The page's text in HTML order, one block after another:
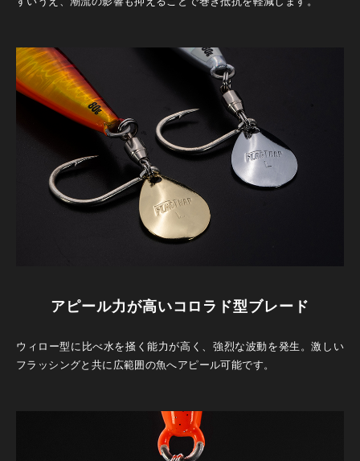
アピール力が高いコロラド型ブレード
ウィロー型に比べ水を掻く能力が高く、強烈な波動を発生。激しい
フラッシングと共に広範囲の魚へアピール可能です。